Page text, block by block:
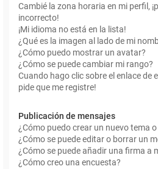
Cambié la zona horaria en mi perfil,
incorrecto!
¡Mi idioma no está en la lista!
¿Qué es la imagen al lado de mi
¿Cómo puedo mostrar un avatar?
¿Cómo se puede cambiar mi rango?
Cuando hago clic sobre el enlace de
pide que me registre!
Publicación de mensajes
¿Cómo puedo crear un nuevo tema
¿Cómo se puede editar o borrar un
¿Cómo se puede añadir una firma a
¿Cómo creo una encuesta?